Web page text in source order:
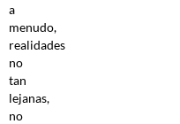
a
menudo,
realidades
no
tan
lejanas,
no